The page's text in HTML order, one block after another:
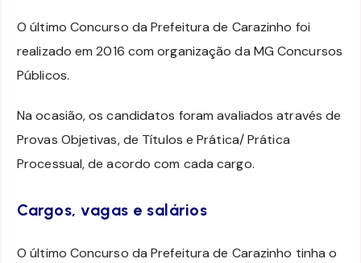
O último Concurso da Prefeitura de Carazinho foi
realizado em 2016 com organização da MG Concursos
Públicos.
Na ocasião, os candidatos foram avaliados através de
Provas Objetivas, de Títulos e Prática/ Prática
Processual, de acordo com cada cargo.
Cargos, vagas e salários
O último Concurso da Prefeitura de Carazinho tinha o